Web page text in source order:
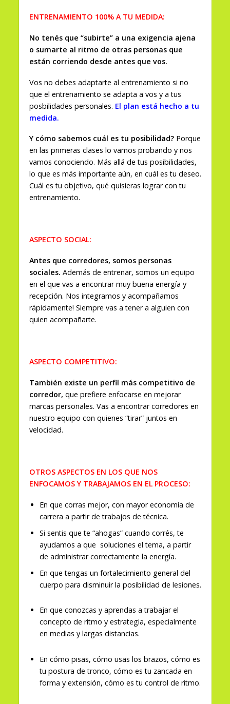
ENTRENAMIENTO 100% A TU MEDIDA:
No tenés que “subirte” a una exigencia ajena
o sumarte al ritmo de otras personas que
están corriendo desde antes que vos.
Vos no debes adaptarte al entrenamiento si no
que el entrenamiento se adapta a vos y a tus
posbilidades personales. El plan está hecho a tu
medida.
Y cómo sabemos cuál es tu posibilidad?Porque
en las primeras clases lo vamos probando y nos
vamos conociendo. Más allá de tus posibilidades,
lo que es más importante aún, en cuál es tu deseo.
Cuál es tu objetivo, qué quisieras lograr con tu
entrenamiento.
ASPECTO SOCIAL:
Antes que corredores, somos personas
sociales. Además de entrenar, somos un equipo
en el que vas a encontrar muy buena energía y
recepción. Nos integramos y acompañamos
rápidamente! Siempre vas a tener a alguien con
quien acompañarte.
ASPECTO COMPETITIVO:
También existe un perfil más competitivo de
corredor, que prefiere enfocarse en mejorar
marcas personales. Vas a encontrar corredores en
nuestro equipo con quienes “tirar” juntos en
velocidad.
OTROS ASPECTOS EN LOS QUE NOS
ENFOCAMOS Y TRABAJAMOS EN EL PROCESO:
En que corras mejor, con mayor economía de
carrera a partir de trabajos de técnica.
Si sentis que te “ahogas” cuando corrés, te
ayudamos a que soluciones el tema, a partir
de administrar correctamente la energía.
En que tengas un fortalecimiento general del
cuerpo para disminuir la posibilidad de lesiones.
En que conozcas y aprendas a trabajar el
concepto de ritmo y estrategia, especialmente
en medias y largas distancias.
En cómo pisas, cómo usas los brazos, cómo es
tu postura de tronco, cómo es tu zancada en
forma y extensión, cómo es tu control de ritmo.